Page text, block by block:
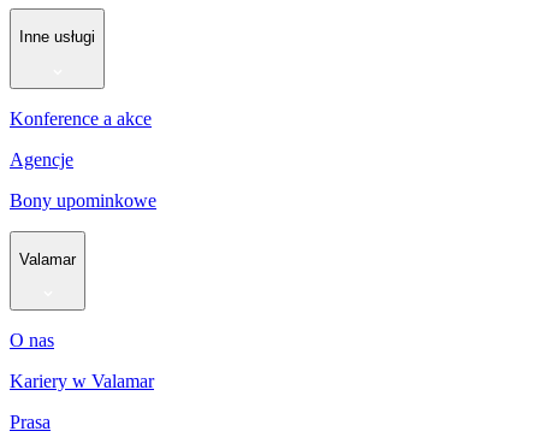
Inne usługi
Konference a akce
Agencje
Bony upominkowe
Valamar
O nas
Kariery w Valamar
Prasa